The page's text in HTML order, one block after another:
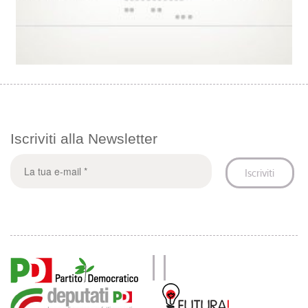
Iscriviti alla Newsletter